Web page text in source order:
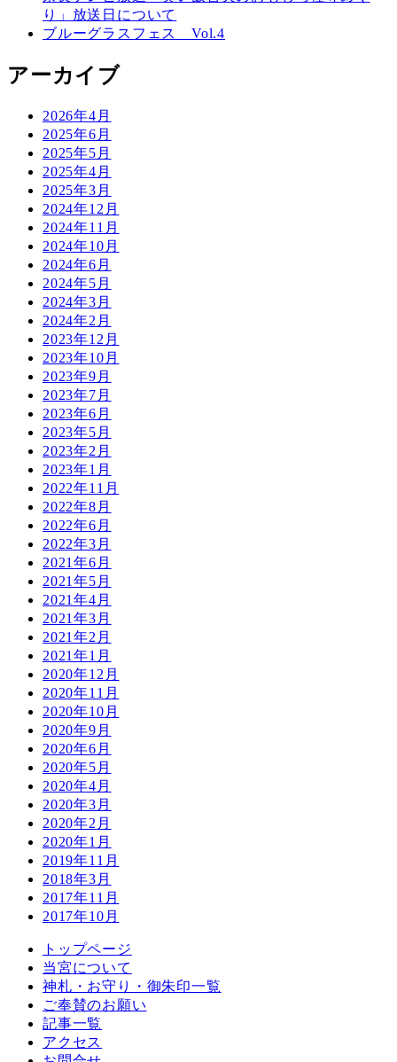
り」放送日について
ブルーグラスフェス Vol.4
アーカイブ
2026年4月
2025年6月
2025年5月
2025年4月
2025年3月
2024年12月
2024年11月
2024年10月
2024年6月
2024年5月
2024年3月
2024年2月
2023年12月
2023年10月
2023年9月
2023年7月
2023年6月
2023年5月
2023年2月
2023年1月
2022年11月
2022年8月
2022年6月
2022年3月
2021年6月
2021年5月
2021年4月
2021年3月
2021年2月
2021年1月
2020年12月
2020年11月
2020年10月
2020年9月
2020年6月
2020年5月
2020年4月
2020年3月
2020年2月
2020年1月
2019年11月
2018年3月
2017年11月
2017年10月
トップページ
当宮について
神札・お守り・御朱印一覧
ご奉賛のお願い
記事一覧
アクセス